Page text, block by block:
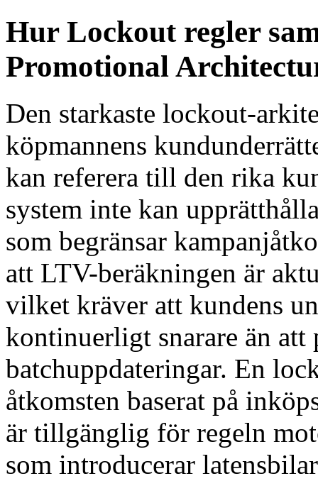
Hur Lockout regler
Promotional
Den starkaste lockout-
köpmannens
kan referera till den rika
system inte kan
som begränsar
att LTV-beräkningen är
vilket kräver att kundens
kontinuerligt snarare än att
batchuppdateringar. En
åtkomsten baserat på
är tillgänglig för regeln
som introducerar